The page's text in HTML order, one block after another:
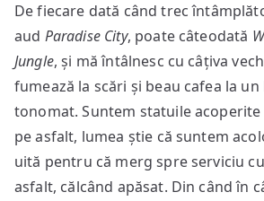
De fiecare dată când trec
aud Paradise City, poate câteodată
Jungle, și mă întâlnesc cu câțiva
fumează la scări și beau cafea la un
tonomat. Suntem statuile
pe asfalt, lumea știe că suntem
uită pentru că merg spre serviciu
asfalt, călcând apăsat. Din când în